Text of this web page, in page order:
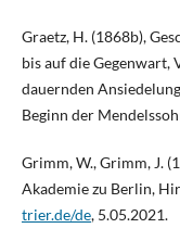
Graetz, H. (1868b),
bis auf die Gegenwart,
dauernden
Beginn der
Grimm, W., Grimm, J.
Akademie zu Berlin,
trier.de/de, 5.05.2021.